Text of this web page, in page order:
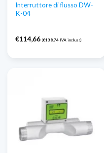
Interruttore di flusso DW-
K-04
€114,66 (€138,74 IVA inclusa)